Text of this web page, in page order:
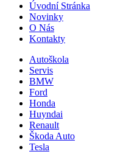
Úvodní Stránka
Novinky
O Nás
Kontakty
Autoškola
Servis
BMW
Ford
Honda
Huyndai
Renault
Škoda Auto
Tesla